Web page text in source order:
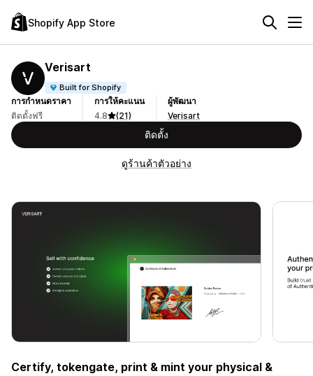
Shopify App Store
Verisart
Built for Shopify
การกำหนดราคา
ติดตั้งฟรี
การให้คะแนน
4.8
(21)
ผู้พัฒนา
Verisart
ติดตั้ง
ดูร้านค้าตัวอย่าง
Certify, tokengate, print & mint your physical &